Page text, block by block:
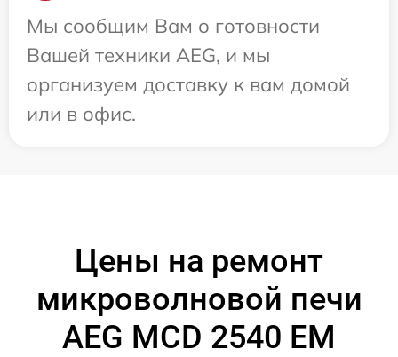
Мы сообщим Вам о готовности
Вашей техники AEG, и мы
организуем доставку к вам домой
или в офис.
Цены на ремонт
микроволновой печи
AEG MCD 2540 EM